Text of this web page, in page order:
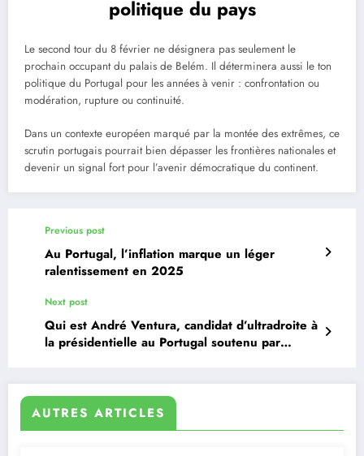
politique du pays
Le second tour du 8 février ne désignera pas seulement le
prochain occupant du palais de Belém. Il déterminera aussi le ton
politique du Portugal pour les années à venir : confrontation ou
modération, rupture ou continuité.
Dans un contexte européen marqué par la montée des extrêmes, ce
scrutin portugais pourrait bien dépasser les frontières nationales et
devenir un signal fort pour l’avenir démocratique du continent.
Previous post
Au Portugal, l’inflation marque un léger
ralentissement en 2025
Next post
Qui est André Ventura, candidat d’ultradroite à
la présidentielle au Portugal soutenu par
AUTRES ARTICLES